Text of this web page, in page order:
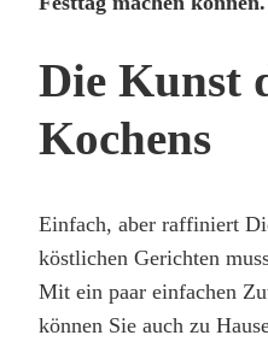
Die Kunst
Kochens
Einfach, aber raffiniert
köstlichen Gerichten
Mit ein paar einfachen
können Sie auch zu